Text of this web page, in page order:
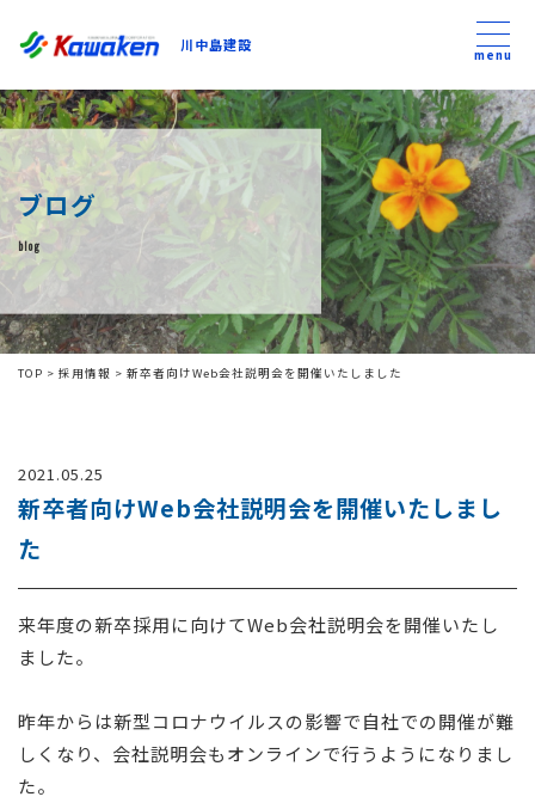
川中島建設
川中島建設
トップ
トピックス
事業内容
私たちについて
コンテンツ
お問い合わせ
menu
ブログ
blog
TOP > 採用情報 > 新卒者向けWeb会社説明会を開催いたしました
2021.05.25
新卒者向けWeb会社説明会を開催いたしまし
た
来年度の新卒採用に向けてWeb会社説明会を開催いたし
ました。
昨年からは新型コロナウイルスの影響で自社での開催が難
しくなり、会社説明会もオンラインで行うようになりまし
た。